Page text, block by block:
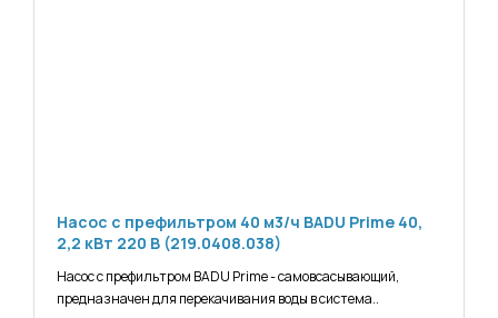
Насос с префильтром 40 м3/ч BADU Prime 40,
2,2 кВт 220 В (219.0408.038)
Насос с префильтром BADU Prime - самовсасывающий,
предназначен для перекачивания воды в система..